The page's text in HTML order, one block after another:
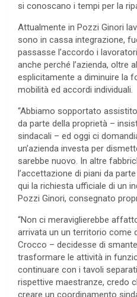
si conoscano i tempi per la
Attualmente in Pozzi Ginori
sono in cassa integrazione,
passasse l’accordo i
anche perché l’azienda, oltre
esplicitamente a diminuire la
mobilità ed accordi individuali.
“Abbiamo sopportato
da parte della proprietà –
sindacali – ed oggi ci
un’azienda investa per
sarebbe nuovo. In altre
l’accettazione di piani da
qui la richiesta ufficiale di un
Pozzi Ginori, consegnato
“Non ci meraviglierebbe
arrivata un un territorio come
Crocco – decidesse di
trasformare le attività in
continuare con i tavoli
rispettive maestranze, credo
creare un coordinamento